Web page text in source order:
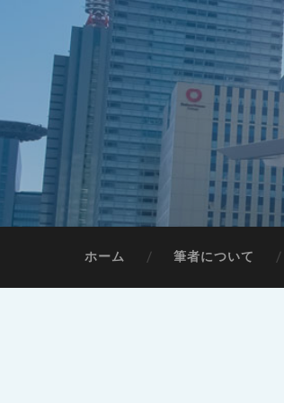
ホーム 筆者について